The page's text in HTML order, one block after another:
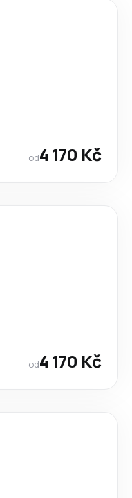
od4 170 Kč
od4 170 Kč